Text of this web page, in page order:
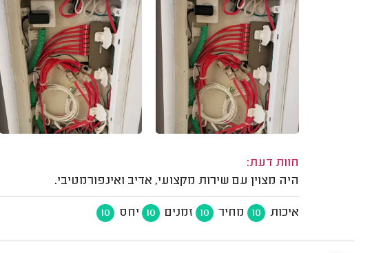
חוות דעת:
היה מצוין עם שירות מקצועי, אדיב ואינפורמטיבי.
איכות 10 מחיר 10 זמנים 10 יחס 10